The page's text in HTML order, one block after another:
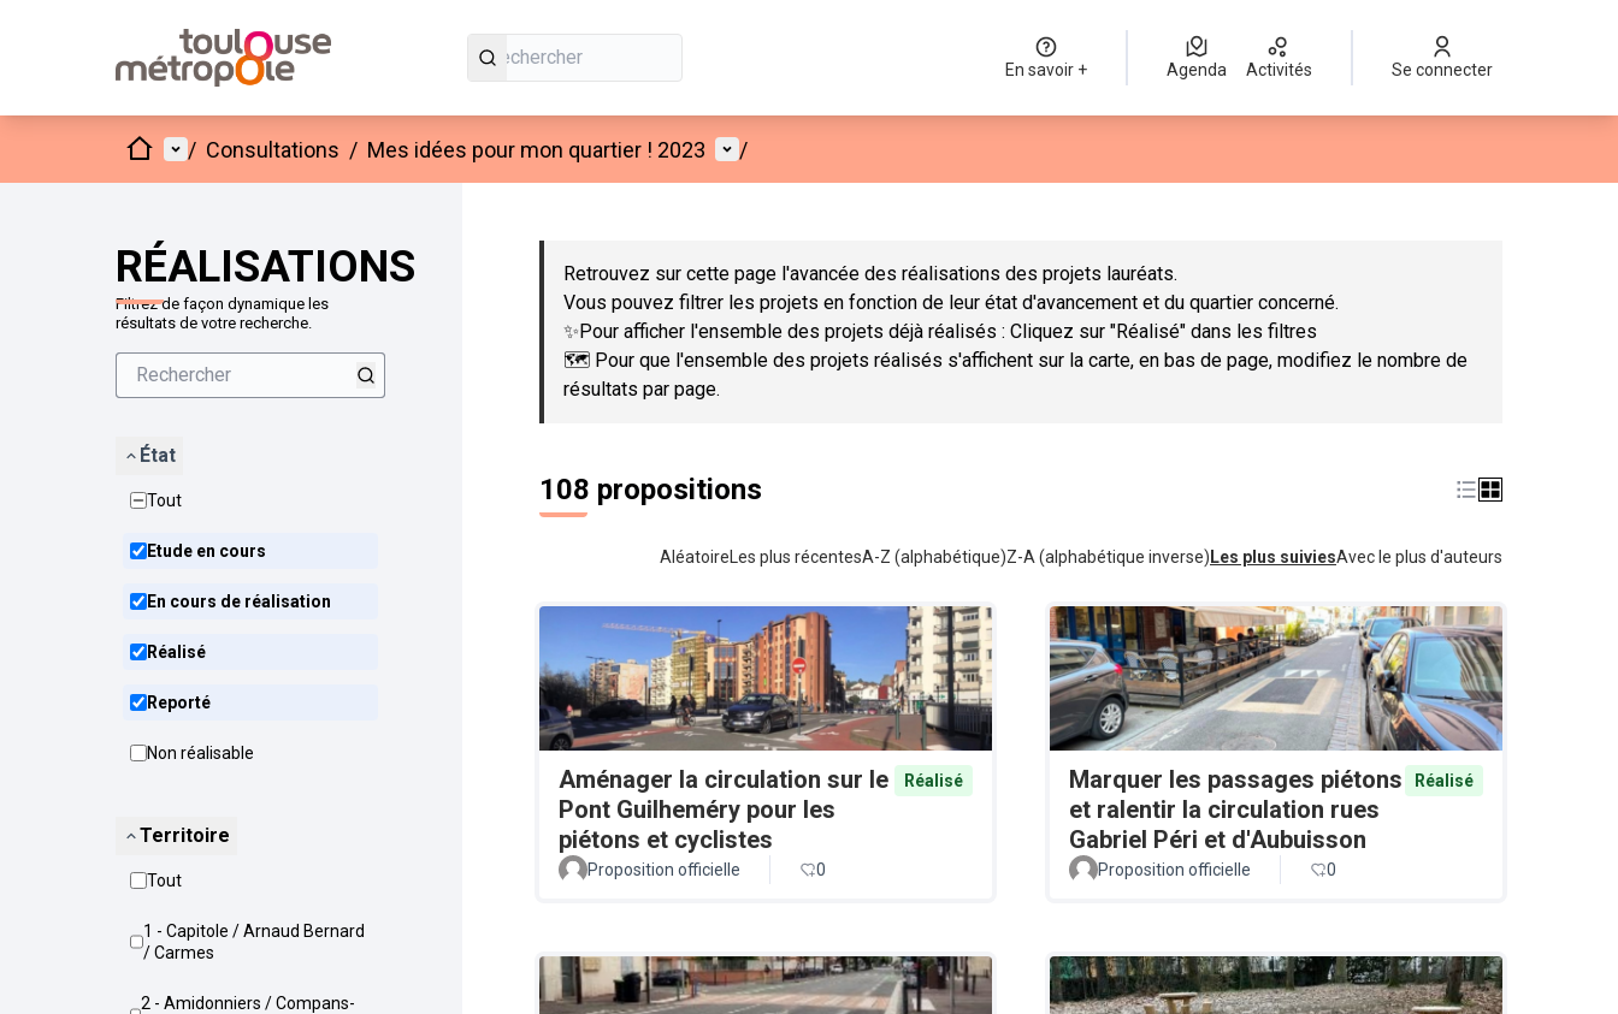
En savoir + Agenda Activités Se connecter
AccueilMenu principal
/ Consultations / Mes idées pour mon quartier ! 2023 Menu utilisateur
/
RÉALISATIONS
Filtrez de façon dynamique les
résultats de votre recherche.
État
Tout
Etude en cours
En cours de réalisation
Réalisé
Reporté
Non réalisable
Territoire
Tout
1 - Capitole / Arnaud Bernard
/ Carmes
2 - Amidonniers / Compans-
Passer la carte
Retrouvez sur cette page l'avancée des réalisations des projets lauréats.
Vous pouvez filtrer les projets en fonction de leur état d'avancement et du quartier concerné.
✨Pour afficher l'ensemble des projets déjà réalisés : Cliquez sur "Réalisé" dans les filtres
🗺️ Pour que l'ensemble des projets réalisés s'affichent sur la carte, en bas de page, modifiez le nombre de
résultats par page.
108 propositions
Aléatoire Les plus récentesA-Z (alphabétique)Z-A (alphabétique inverse) Les plus suiviesAvec le plus d'auteurs
Aménager la circulation sur le
Pont Guilheméry pour les
piétons et cyclistes
Réalisé
Proposition officielle 0
Marquer les passages piétons
et ralentir la circulation rues
Gabriel Péri et d'Aubuisson
Réalisé
Proposition officielle 0